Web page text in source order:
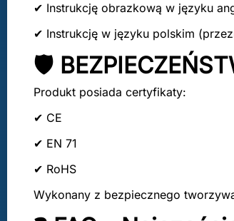
✔ Instrukcję obrazkową w języku
✔ Instrukcję w języku polskim
🛡️
Produkt posiada certyfikaty:
✔ CE
✔ EN 71
✔ RoHS
Wykonany z bezpiecznego